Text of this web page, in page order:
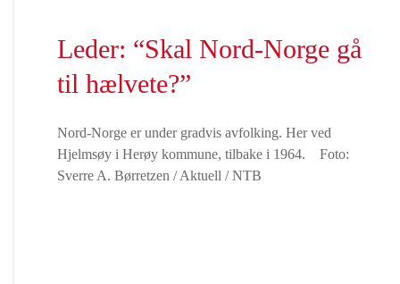
Leder: “Skal Nord-Norge gå
til hælvete?”
Nord-Norge er under gradvis avfolking. Her ved
Hjelmsøy i Herøy kommune, tilbake i 1964. Foto:
Sverre A. Børretzen / Aktuell / NTB